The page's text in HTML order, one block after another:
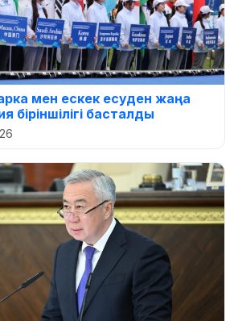
мен ескек есуден жаңа
біріншілігі басталды